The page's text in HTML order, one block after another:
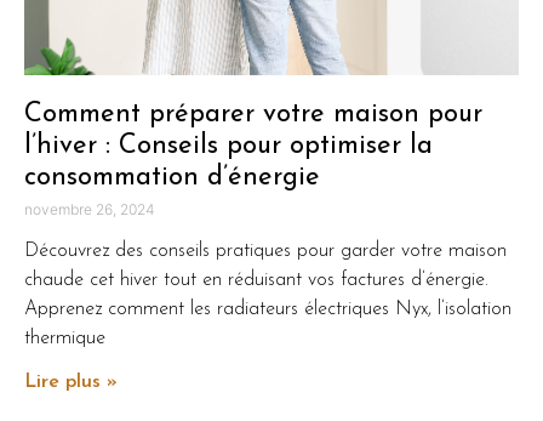
Comment préparer votre maison pour
l’hiver : Conseils pour optimiser la
consommation d’énergie
novembre 26, 2024
Découvrez des conseils pratiques pour garder votre maison
chaude cet hiver tout en réduisant vos factures d’énergie.
Apprenez comment les radiateurs électriques Nyx, l’isolation
thermique
Lire plus »